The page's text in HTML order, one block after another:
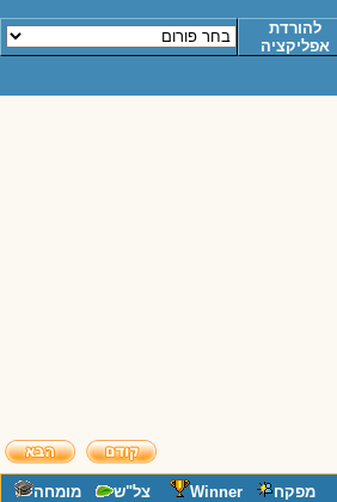
להורדת
אפליקציה
מפקח Winner צל"ש
מומחה